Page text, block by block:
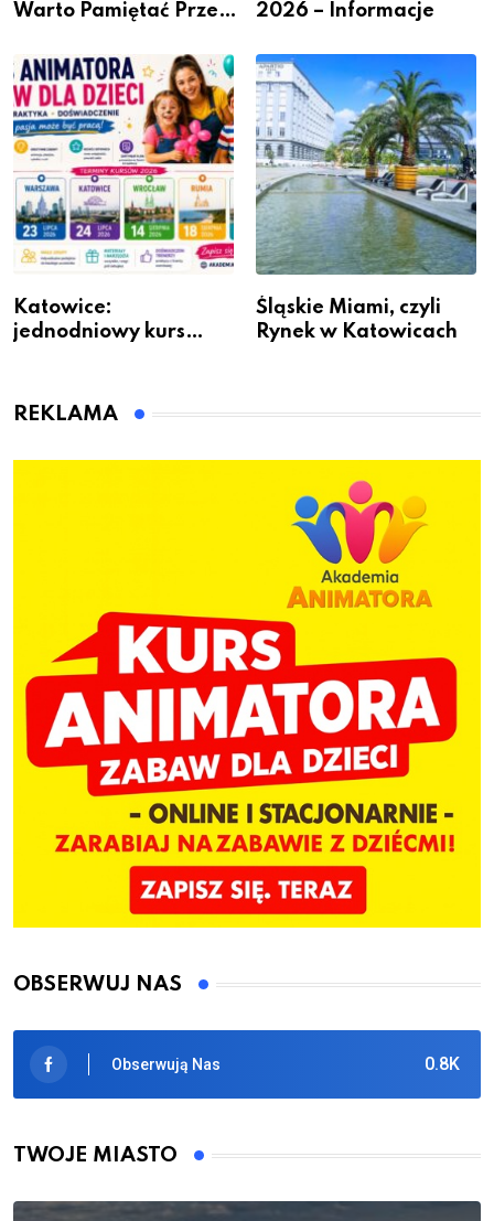
Warto Pamiętać Przed
2026 – Informacje
Katowice:
jednodniowy kurs
dzieci
Śląskie Miami, czyli
Rynek w Katowicach
REKLAMA
OBSERWUJ NAS
0.8K
Obserwują Nas
TWOJE MIASTO